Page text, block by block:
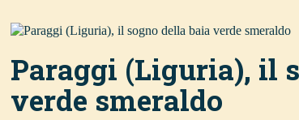
Paraggi (Liguria), il
verde smeraldo